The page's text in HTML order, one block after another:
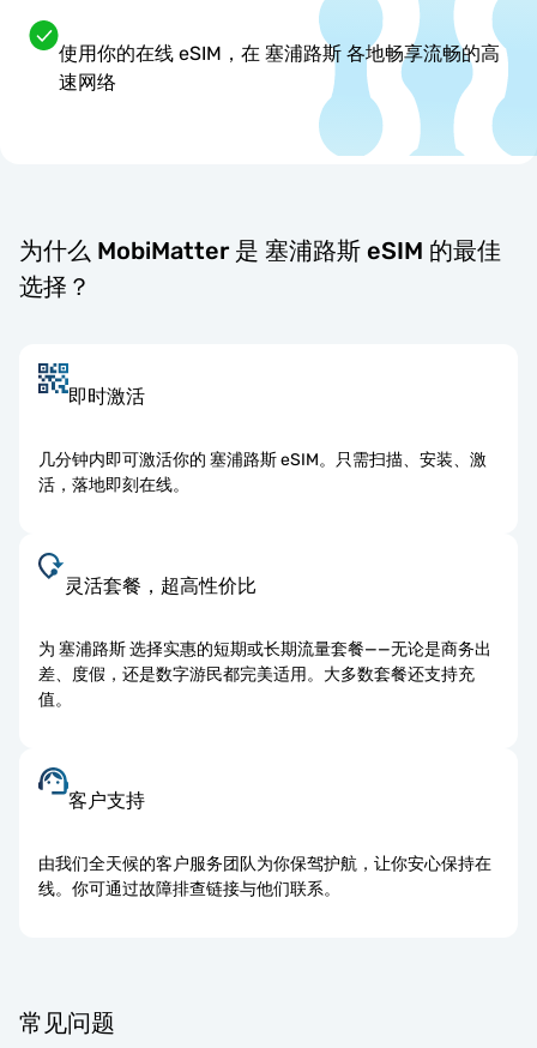
使用你的在线 eSIM，在 塞浦路斯 各地畅享流畅的高
速网络
为什么 MobiMatter 是 塞浦路斯 eSIM 的最佳
选择？
即时激活
几分钟内即可激活你的 塞浦路斯 eSIM。只需扫描、安装、激
活，落地即刻在线。
灵活套餐，超高性价比
为 塞浦路斯 选择实惠的短期或长期流量套餐——无论是商务出
差、度假，还是数字游民都完美适用。大多数套餐还支持充
值。
客户支持
由我们全天候的客户服务团队为你保驾护航，让你安心保持在
线。你可通过故障排查链接与他们联系。
常见问题